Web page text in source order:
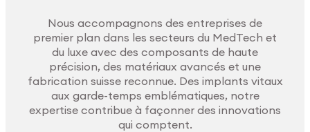
Nous accompagnons des entreprises de
premier plan dans les secteurs du MedTech et
du luxe avec des composants de haute
précision, des matériaux avancés et une
fabrication suisse reconnue. Des implants vitaux
aux garde-temps emblématiques, notre
expertise contribue à façonner des innovations
qui comptent.